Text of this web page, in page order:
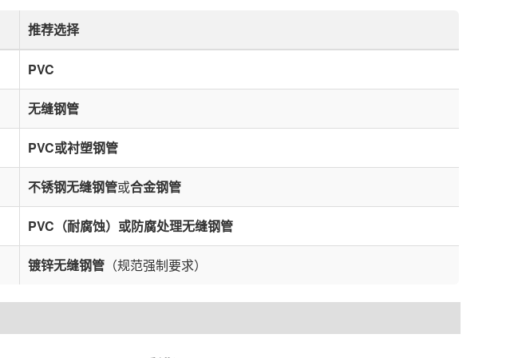
推荐选择
PVC
无缝钢管
PVC或衬塑钢管
不锈钢无缝钢管或合金钢管
PVC（耐腐蚀） 或防腐处理无缝钢管
镀锌无缝钢管 （规范强制要求）